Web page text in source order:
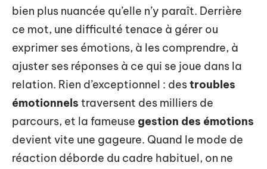
bien plus nuancée qu’elle n’y paraît. Derrière
ce mot, une difficulté tenace à gérer ou
exprimer ses émotions, à les comprendre, à
ajuster ses réponses à ce qui se joue dans la
relation. Rien d’exceptionnel : destroubles
émotionnels traversent des milliers de
parcours, et la fameuse gestion des émotions
devient vite une gageure. Quand le mode de
réaction déborde du cadre habituel, on ne